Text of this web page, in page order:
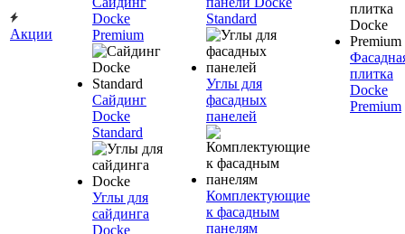
Акции
Docke
Premium
Сайдинг
Docke
Standard
Углы для
сайдинга
Docke
Standard
Углы для
фасадных
панелей
Комплектующие
к фасадным
панелям
плитка
Docke
Premium